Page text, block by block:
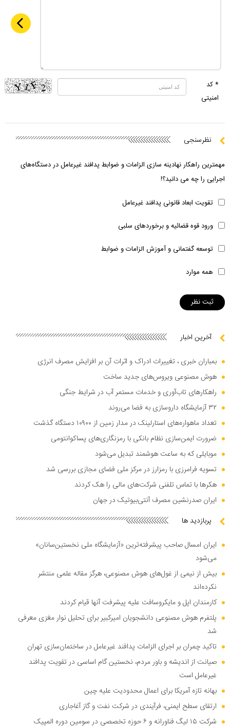
* کد
امنیتی
نظرسنجی
مهمترین راهکار نهادینه سازی الزامات و ضوابط پدافند غیرعامل در دستگاه‌های
اجرایی را چه می دانید؟!
تقویت ابعاد قانونی پدافند غیرعامل
ورود قوه قضائیه و برخوردهای سلبی
توسعه گفتمانی و آموزش الزامات و ضوابط
همه موارد
آخرین اخبار
بمباران خبری ، تغییرات ادراک و اثرات آن بر افزایش مصرف انرژی
هوش مصنوعی ویروس‌های جدید ساخت
راهکار‌های تاب‌آوری و خدمات مستمر آب در شرایط جنگی
۳۲ آزمایشگاه داروسازی به فضا می‌روند
تعداد ماهواره‌های استارلینک در مدار زمین از ۱۰۹۰۰ دستگاه گذشت
ضرورت ایمن‌سازی نظام بانکی با رمزنگاری‌های پساکوانتومی
موبایلی که به ساعت هوشمند تبدیل می‌شود
تسویه فرامرزی با رمزارز در مرکز ملی فضای مجازی بررسی شد
هکر‌ها با تماس تلفنی شرکت‌های مالی را هک کردند
ایران صدرنشین مصرف آنتی‌بیوتیک در جهان
پربازدید ها
ایران امسال صاحب پیشرفته‌ترین «آزمایشگاه ملی نخستین‌سانان»
می‌شود
بیش از نیمی از غول‌های هوش مصنوعی، هرگز مقاله علمی منتشر
نکرده‌اند
کارمندان اپل و مایکروسافت علیه پیشرفت آنها قیام کردند
پلتفرم هوش مصنوعی دانشجویان امیرکبیر برای تحلیل نوار مغزی معرفی
شد
تاکید چمران بر اجرای الزامات پدافند غیرعامل در ساختمان‌سازی تهران
صیانت از اندیشه و باور مردم، نخستین گام اساسی در تقویت پدافند
غیرعامل است
بهانه تازه آمریکا برای اعمال محدودیت علیه چین
ارتقای سطح ایمنی، فرآیندی در شرکت نفت و گاز آغاجاری
شرکت ۱۵ لیگ فناورانه و ۶ حوزه تخصصی در سومین دوره المپیک